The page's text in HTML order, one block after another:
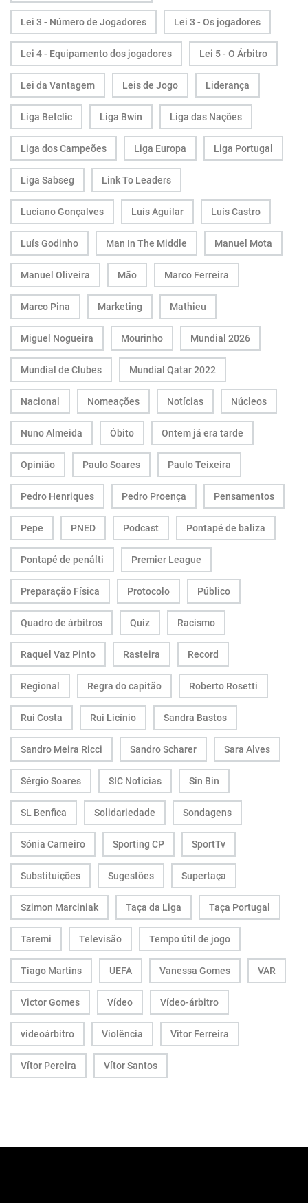
Lei 3 - Número de Jogadores Lei 3 - Os jogadores
Lei 4 - Equipamento dos jogadores Lei 5 - O Árbitro
Lei da Vantagem Leis de Jogo Liderança
Liga Betclic Liga Bwin Liga das Nações
Liga dos Campeões Liga Europa Liga Portugal
Liga Sabseg Link To Leaders
Luciano Gonçalves Luís Aguilar Luís Castro
Luís Godinho Man In The Middle Manuel Mota
Manuel Oliveira Mão Marco Ferreira
Marco Pina Marketing Mathieu
Miguel Nogueira Mourinho Mundial 2026
Mundial de Clubes Mundial Qatar 2022
Nacional Nomeações Notícias Núcleos
Nuno Almeida Óbito Ontem já era tarde
Opinião Paulo Soares Paulo Teixeira
Pedro Henriques Pedro Proença Pensamentos
Pepe PNED Podcast Pontapé de baliza
Pontapé de penálti Premier League
Preparação Física Protocolo Público
Quadro de árbitros Quiz Racismo
Raquel Vaz Pinto Rasteira Record
Regional Regra do capitão Roberto Rosetti
Rui Costa Rui Licínio Sandra Bastos
Sandro Meira Ricci Sandro Scharer Sara Alves
Sérgio Soares SIC Notícias Sin Bin
SL Benfica Solidariedade Sondagens
Sónia Carneiro Sporting CP SportTv
Substituições Sugestões Supertaça
Szimon Marciniak Taça da Liga Taça Portugal
Taremi Televisão Tempo útil de jogo
Tiago Martins UEFA Vanessa Gomes VAR
Victor Gomes Vídeo Vídeo-árbitro
videoárbitro Violência Vitor Ferreira
Vítor Pereira Vítor Santos